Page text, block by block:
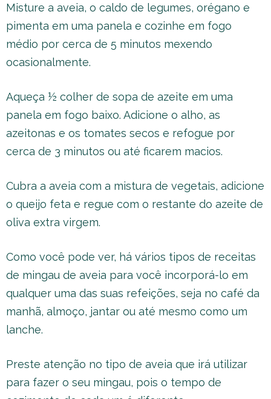
Misture a aveia, o caldo de legumes, orégano e
pimenta em uma panela e cozinhe em fogo
médio por cerca de 5 minutos mexendo
ocasionalmente.
Aqueça ½ colher de sopa de azeite em uma
panela em fogo baixo. Adicione o alho, as
azeitonas e os tomates secos e refogue por
cerca de 3 minutos ou até ficarem macios.
Cubra a aveia com a mistura de vegetais, adicione
o queijo feta e regue com o restante do azeite de
oliva extra virgem.
Como você pode ver, há vários tipos de receitas
de mingau de aveia para você incorporá-lo em
qualquer uma das suas refeições, seja no café da
manhã, almoço, jantar ou até mesmo como um
lanche.
Preste atenção no tipo de aveia que irá utilizar
para fazer o seu mingau, pois o tempo de